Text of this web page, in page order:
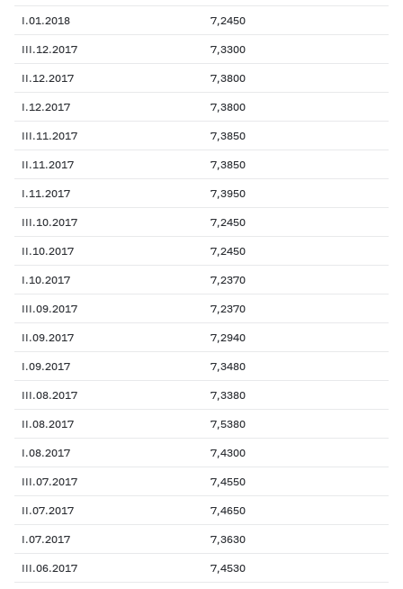
I.01.2018 7,2450
III.12.2017 7,3300
II.12.2017 7,3800
I.12.2017 7,3800
III.11.2017 7,3850
II.11.2017 7,3850
I.11.2017 7,3950
III.10.2017 7,2450
II.10.2017 7,2450
I.10.2017 7,2370
III.09.2017 7,2370
II.09.2017 7,2940
I.09.2017 7,3480
III.08.2017 7,3380
II.08.2017 7,5380
I.08.2017 7,4300
III.07.2017 7,4550
II.07.2017 7,4650
I.07.2017 7,3630
III.06.2017 7,4530